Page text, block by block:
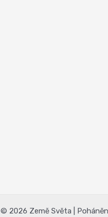
2026 Země Světa |